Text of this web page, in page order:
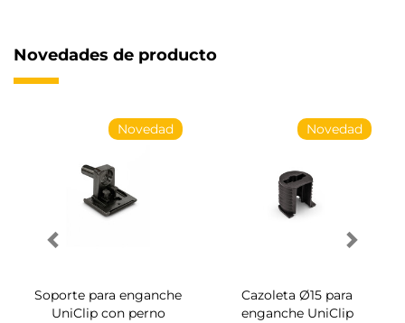
Novedades de producto
Novedad
Soporte para enganche
UniClip con perno
Novedad
Cazoleta Ø15 para
enganche UniClip